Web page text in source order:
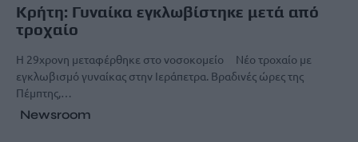
Κρήτη: Γυναίκα εγκλωβίστηκε μετά από
τροχαίο
Η 29χρονη μεταφέρθηκε στο νοσοκομείο Νέο τροχαίο με
εγκλωβισμό γυναίκας στην Ιεράπετρα. Βραδινές ώρες της
Πέμπτης,…
Newsroom